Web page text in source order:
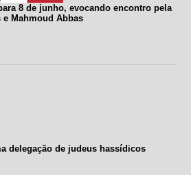
8 de junho, evocando encontro pela
Mahmoud Abbas
delegação de judeus hassídicos